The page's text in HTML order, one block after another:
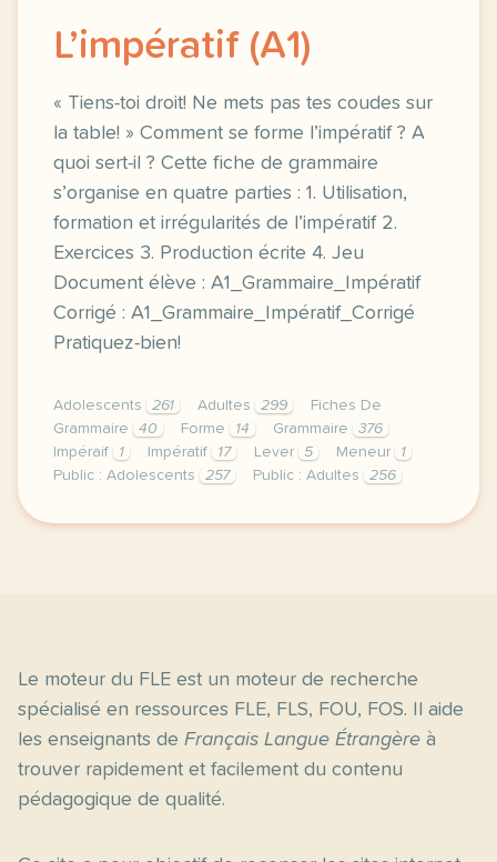
L’impératif (A1)
« Tiens-toi droit! Ne mets pas tes coudes sur
la table! » Comment se forme l’impératif ? A
quoi sert-il ? Cette fiche de grammaire
s’organise en quatre parties : 1. Utilisation,
formation et irrégularités de l’impératif 2.
Exercices 3. Production écrite 4. Jeu
Document élève : A1_Grammaire_Impératif
Corrigé : A1_Grammaire_Impératif_Corrigé
Pratiquez-bien!
Adolescents 261 Adultes 299
Fiches De
Grammaire
40 Forme 14 Grammaire
376
Impéraif
1 Impératif 17 Lever 5 Meneur
1
Public : Adolescents
257 Public : Adultes 256
tiens toi droit ne mets pas tes coudes sur la
Le moteur du FLE est un moteur de recherche
spécialisé en ressources FLE, FLS, FOU, FOS. Il aide
les enseignants de Français Langue Étrangère à
trouver rapidement et facilement du contenu
pédagogique de qualité.